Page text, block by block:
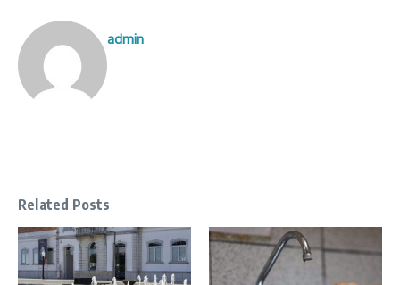
admin
Related Posts